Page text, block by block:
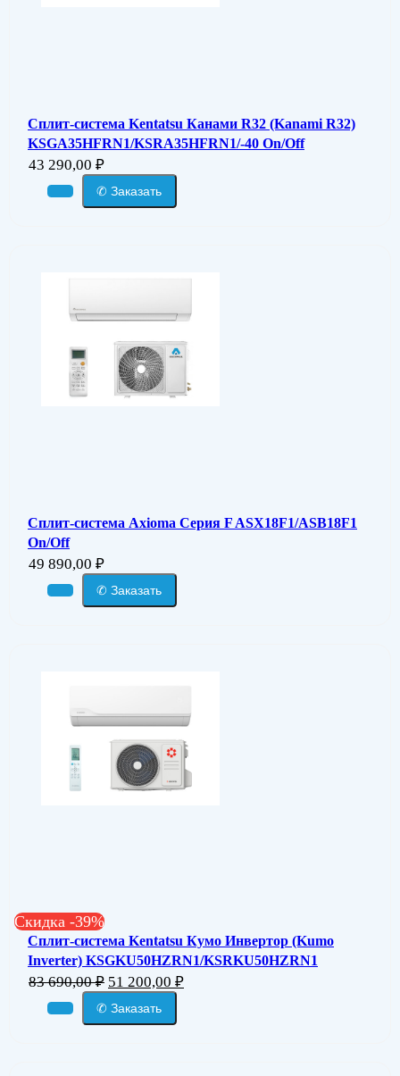
Сплит-система Kentatsu Канами R32 (Kanami R32)
KSGA35HFRN1/KSRA35HFRN1/-40 On/Off
43 290,00 ₽
✆ Заказать
Сплит-система Axioma Серия F ASX18F1/ASB18F1
On/Off
49 890,00 ₽
✆ Заказать
Скидка -39%
Сплит-система Kentatsu Кумо Инвертор (Kumo
Inverter) KSGKU50HZRN1/KSRKU50HZRN1
83 690,00₽ 51 200,00 ₽
✆ Заказать